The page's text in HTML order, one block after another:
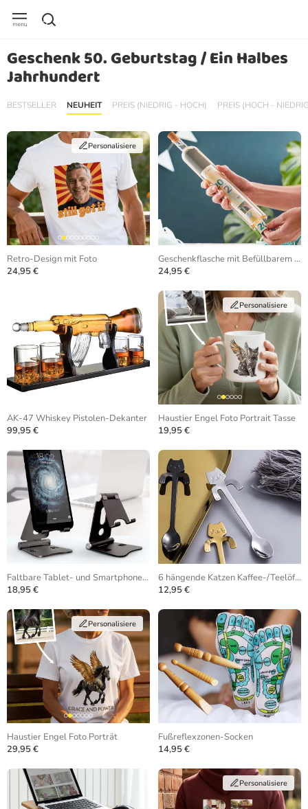
Geschenk 50. Geburtstag / Ein Halbes
Jahrhundert
BESTSELLER NEUHEIT PREIS (NIEDRIG - HOCH) PREIS (HOCH -
Personalisiere
Retro-Design mit Foto
24,95 €
Geschenkflasche mit Befüllbarem Hohlraum
24,95 €
AK-47 Whiskey Pistolen-Dekanter
99,95 €
Personalisiere
Haustier Engel Foto Portrait Tasse
19,95 €
Faltbare Tablet- und Smartphone-Halterung
18,95 €
6 hängende Katzen Kaffee-/Teelöffel
12,95 €
Personalisiere
Haustier Engel Foto Porträt
29,95 €
Fußreflexzonen-Socken
14,95 €
Personalisiere